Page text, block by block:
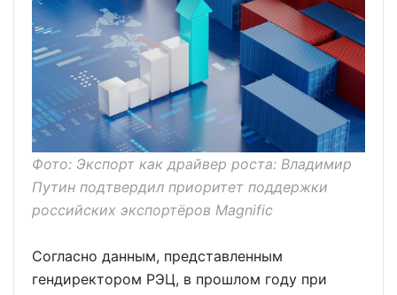
Фото: Экспорт как драйвер роста: Владимир
Путин подтвердил приоритет поддержки
российских экспортёров Magnific
Согласно данным, представленным
гендиректором РЭЦ, в прошлом году при